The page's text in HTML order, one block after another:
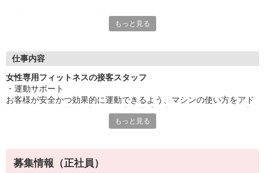
・夏季休暇・年末年始・GWの休暇あり！
・運動経験なくてもOK。
■ライフステージに合わせた働き方が可能
20代〜ママさんコーチまで幅広く活躍中
出産後は時短、子育てが落ち着いてきたらフルタイムへ。
働き方も柔軟に変更可能です。
もっと見る
仕事内容
女性専用フィットネスの接客スタッフ
・運動サポート
お客様が安全かつ効果的に運動できるよう、マシンの使い方をアド
しい指導はありません。「今日はこの動きを意識しましょう！」と
・健康カウンセリング
「お膝の調子はいかがですか？」など、お客様の悩みや目標をじっ
もっと見る
募集情報（正社員）